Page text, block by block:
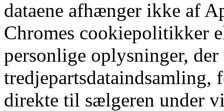
dataene afhænger ikke af
Chromes cookiepolitikker
personlige oplysninger,
tredjepartsdataindsamling,
direkte til sælgeren under